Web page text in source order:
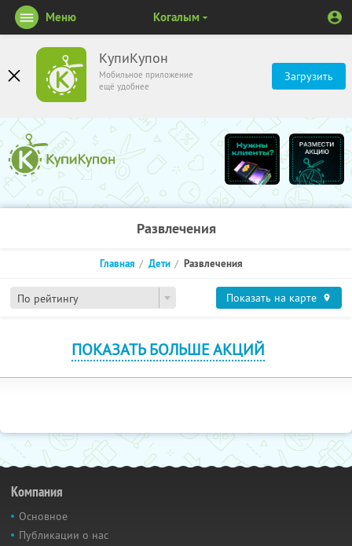
КупиКупон
Мобильное приложение
ещё удобнее
Загрузить
Меню Когалым
Развлечения
По рейтингу
Главная Дети Развлечения
Показать на карте
ПОКАЗАТЬ БОЛЬШЕ АКЦИЙ
Компания
Основное
Публикации о нас